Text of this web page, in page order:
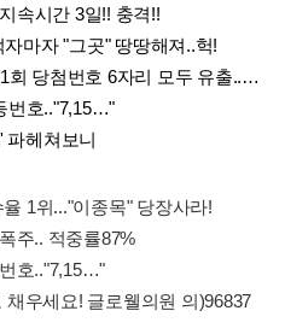
속시간 3일!! 충격!!
마자 "그곳" 땅땅해져..헉!
6자리 모두 유출...관계자 실수로 "비상"!
번호.."7,15…"
파헤쳐보니
1위..."이종목" 당장사라!
주.. 적중률87%
호.."7,15…"
우세요! 글로웰의원 의)96837